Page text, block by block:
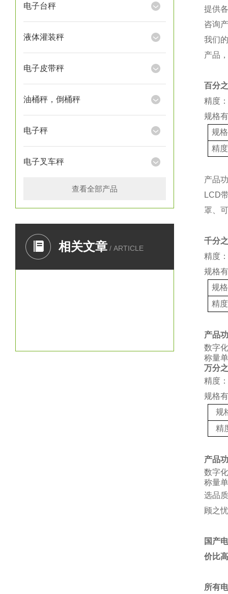
电子台秤
液体灌装秤
电子皮带秤
油桶秤，倒桶秤
电子秤
电子叉车秤
查看全部产品
相关文章 / ARTICLE
提供
咨询
我们
产品
百分
精度
规格
规格
精度
产品
LCD
罩、
千分
精度
规格
规格
精度
产品
数字
称量
万分
精度
规格
规
精
产品
数字
称量
选品
顾之
国产
价比
所有